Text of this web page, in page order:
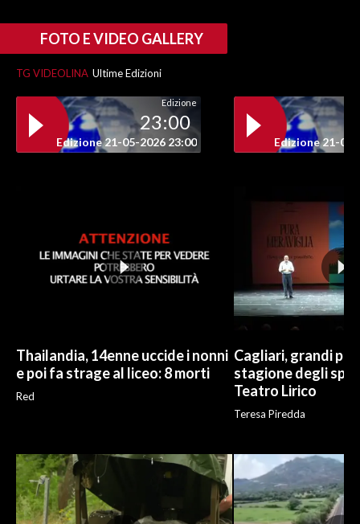
NECROLOGI
PUBBLICITÀ
SPIAGGE
STORE
FOTO E VIDEO GALLERY
TG VIDEOLINA Ultime Edizioni
Edizione
23:00
Edizione 21-05-2026 23:00 Edizione 21-05-
Thailandia, 14enne uccide i nonni
e poi fa strage al liceo: 8 morti
Red
Cagliari, grandi
stagione degli
Teatro Lirico
Teresa Piredda